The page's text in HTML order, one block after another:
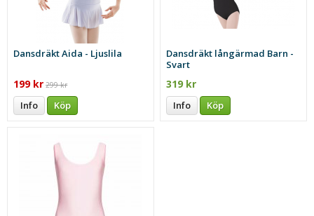
Dansdräkt Aida - Ljuslila
199 kr 299 kr
Info Köp
Dansdräkt långärmad Barn -
Svart
319 kr
Info Köp